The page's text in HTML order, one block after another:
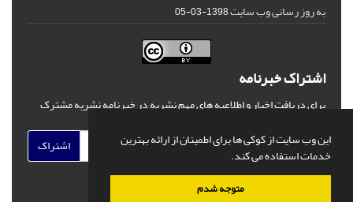
این وب سایت از کوکی ها برای اطمینان از ارائه بهترین
خدمات استفاده می کند.
متوجه شدم
به روز رسانی وب سایت1398-03-05
اشتراک خبرنامه
برای دریافت اخبار و اطلاعیه های مهم نشریه در خبرنامه نشریه مشترک
اشتراک